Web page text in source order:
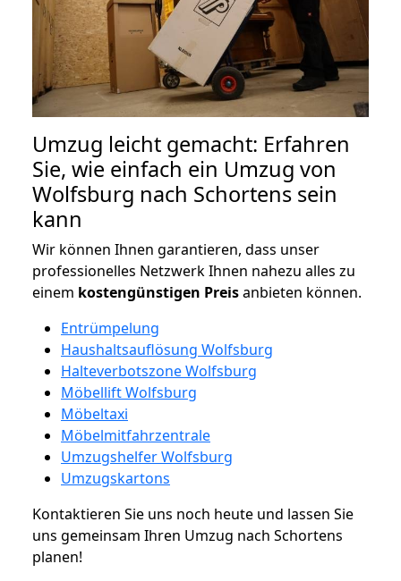
Umzug leicht gemacht: Erfahren
Sie, wie einfach ein Umzug von
Wolfsburg nach Schortens sein
kann
Wir können Ihnen garantieren, dass unser
professionelles Netzwerk Ihnen nahezu alles zu
einem kostengünstigen Preisanbieten können.
Entrümpelung
Haushaltsauflösung Wolfsburg
Halteverbotszone Wolfsburg
Möbellift Wolfsburg
Möbeltaxi
Möbelmitfahrzentrale
Umzugshelfer Wolfsburg
Umzugskartons
Kontaktieren Sie uns noch heute und lassen Sie
uns gemeinsam Ihren Umzug nach Schortens
planen!